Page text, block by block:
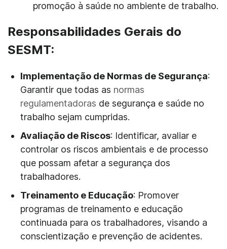
promoção à saúde no ambiente de trabalho.
Responsabilidades Gerais do
SESMT:
Implementação de Normas de Segurança:
Garantir que todas as normas
regulamentadoras de segurança e saúde no
trabalho sejam cumpridas.
Avaliação de Riscos: Identificar, avaliar e
controlar os riscos ambientais e de processo
que possam afetar a segurança dos
trabalhadores.
Treinamento e Educação: Promover
programas de treinamento e educação
continuada para os trabalhadores, visando a
conscientização e prevenção de acidentes.